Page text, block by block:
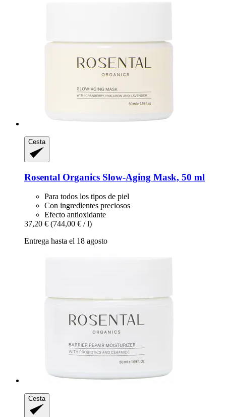
Cesta
Rosental Organics Slow-​Aging Mask, 50 ml
Para todos los tipos de piel
Con ingredientes preciosos
Efecto antioxidante
37,20 € (744,00 € / l)
Entrega hasta el 18 agosto
Cesta